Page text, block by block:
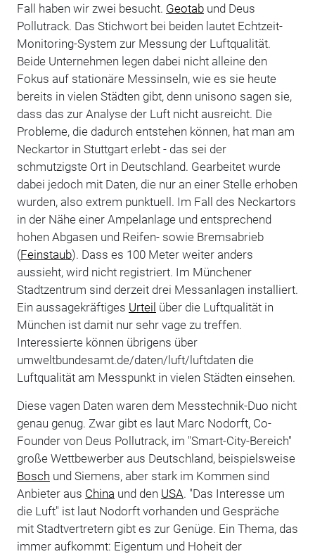
Fall haben wir zwei besucht. Geotabund Deus
Pollutrack. Das Stichwort bei beiden lautet Echtzeit-
Monitoring-System zur Messung der Luftqualität.
Beide Unternehmen legen dabei nicht alleine den
Fokus auf stationäre Messinseln, wie es sie heute
bereits in vielen Städten gibt, denn unisono sagen sie,
dass das zur Analyse der Luft nicht ausreicht. Die
Probleme, die dadurch entstehen können, hat man am
Neckartor in Stuttgart erlebt - das sei der
schmutzigste Ort in Deutschland. Gearbeitet wurde
dabei jedoch mit Daten, die nur an einer Stelle erhoben
wurden, also extrem punktuell. Im Fall des Neckartors
in der Nähe einer Ampelanlage und entsprechend
hohen Abgasen und Reifen- sowie Bremsabrieb
(Feinstaub). Dass es 100 Meter weiter anders
aussieht, wird nicht registriert. Im Münchener
Stadtzentrum sind derzeit drei Messanlagen installiert.
Ein aussagekräftiges Urteil über die Luftqualität in
München ist damit nur sehr vage zu treffen.
Interessierte können übrigens über
umweltbundesamt.de/daten/luft/luftdaten die
Luftqualität am Messpunkt in vielen Städten einsehen.
Diese vagen Daten waren dem Messtechnik-Duo nicht
genau genug. Zwar gibt es laut Marc Nodorft, Co-
Founder von Deus Pollutrack, im "Smart-City-Bereich"
große Wettbewerber aus Deutschland, beispielsweise
Bosch und Siemens, aber stark im Kommen sind
Anbieter aus China und den USA. "Das Interesse um
die Luft" ist laut Nodorft vorhanden und Gespräche
mit Stadtvertretern gibt es zur Genüge. Ein Thema, das
immer aufkommt: Eigentum und Hoheit der